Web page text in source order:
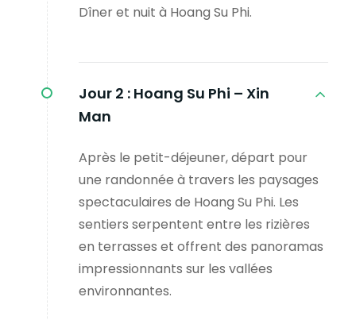
Dîner et nuit à Hoang Su Phi.
Jour 2 : Hoang Su Phi – Xin
Man
Après le petit-déjeuner, départ pour
une randonnée à travers les paysages
spectaculaires de Hoang Su Phi. Les
sentiers serpentent entre les rizières
en terrasses et offrent des panoramas
impressionnants sur les vallées
environnantes.